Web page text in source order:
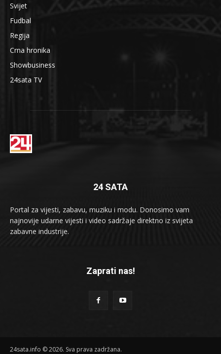
Svijet
Fudbal
Regija
Crna hronika
Showbusiness
24sata TV
24 SATA
Portal za vijesti, zabavu, muziku i modu. Donosimo vam
najnovije udarne vijesti i video sadržaje direktno iz svijeta
zabavne industrije.
Zaprati nas!
24sata.info © 2026. Sva prava zadržana.